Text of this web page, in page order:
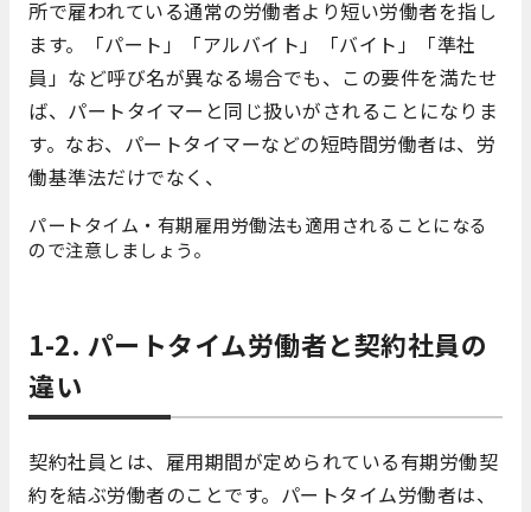
所で雇われている通常の労働者より短い労働者を指し
ます。「パート」「アルバイト」「バイト」「準社
員」など呼び名が異なる場合でも、この要件を満たせ
ば、パートタイマーと同じ扱いがされることになりま
す。なお、パートタイマーなどの短時間労働者は、労
働基準法だけでなく、
パートタイム・有期雇用労働法も適用されることになる
ので注意しましょう。
1-2. パートタイム労働者と契約社員の
違い
契約社員とは、雇用期間が定められている有期労働契
約を結ぶ労働者のことです。パートタイム労働者は、